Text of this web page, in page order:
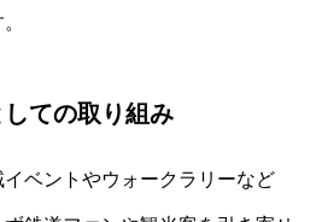
ての取り組み
ベントやウォークラリーなど